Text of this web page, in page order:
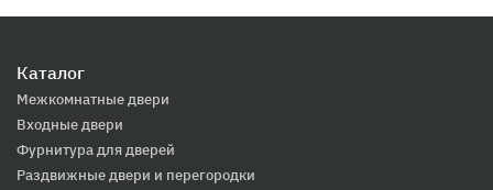
Каталог
Межкомнатные двери
Входные двери
Фурнитура для дверей
Раздвижные двери и перегородки